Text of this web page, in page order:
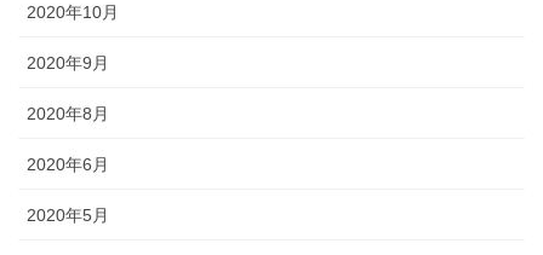
2020年10月
2020年9月
2020年8月
2020年6月
2020年5月